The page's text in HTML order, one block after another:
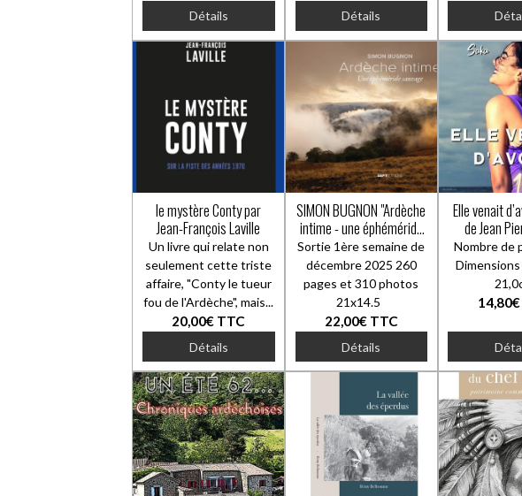
Détails Détails
le mystère Conty par
Jean-François Laville
Un livre qui relate non
seulement cette triste
affaire, "Conty le tueur
fou de l'Ardèche", mais...
20,00€ TTC
Détails
SIMON BUGNON "Ardèche
intime - une éphéméride
sauvage"
Sortie 1ère semaine de
décembre 2025 260
pages et 310 photos
21x14.5
22,00€ TTC
Détails
Elle venait
de Jean
Nombre de
14,80€